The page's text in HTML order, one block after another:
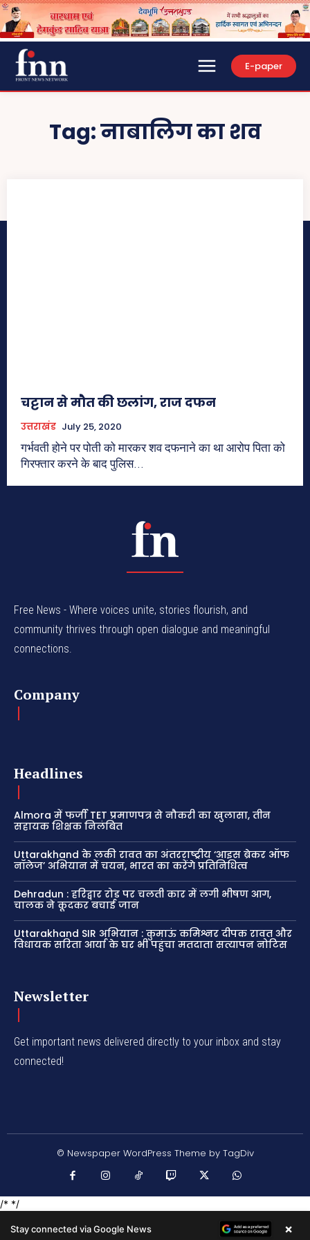
E-paper
Tag:नाबालिग का शव
चट्टान से मौत की छलांग, राज दफन
उत्तराखंड July 25, 2020
गर्भवती होने पर पोती को मारकर शव दफनाने का था आरोप पिता को
गिरफ्तार करने के बाद पुलिस...
Free News - Where voices unite, stories flourish, and
community thrives through open dialogue and meaningful
connections.
Company
Headlines
Almora में फर्जी TET प्रमाणपत्र से नौकरी का खुलासा, तीन
सहायक शिक्षक निलंबित
Uttarakhand के लकी रावत का अंतरराष्ट्रीय ‘आइस ब्रेकर ऑफ
नॉलेज’ अभियान में चयन, भारत का करेंगे प्रतिनिधित्व
Dehradun : हरिद्वार रोड पर चलती कार में लगी भीषण आग,
चालक ने कूदकर बचाई जान
Uttarakhand SIR अभियान : कुमाऊं कमिश्नर दीपक रावत और
विधायक सरिता आर्या के घर भी पहुंचा मतदाता सत्यापन नोटिस
Newsletter
Get important news delivered directly to your inbox and stay
connected!
© Newspaper WordPress Theme by TagDiv
Stay connected via Google News ×
/* */